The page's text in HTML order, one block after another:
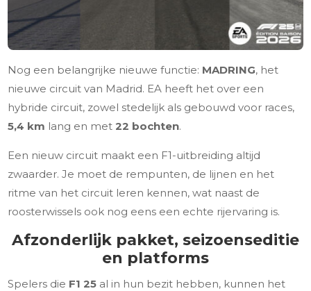
Nog een belangrijke nieuwe functie: MADRING, het
nieuwe circuit van Madrid. EA heeft het over een
hybride circuit, zowel stedelijk als gebouwd voor races,
5,4 km lang en met22 bochten.
Een nieuw circuit maakt een F1-uitbreiding altijd
zwaarder. Je moet de rempunten, de lijnen en het
ritme van het circuit leren kennen, wat naast de
roosterwissels ook nog eens een echte rijervaring is.
Afzonderlijk pakket, seizoenseditie
en platforms
Spelers die F1 25 al in hun bezit hebben, kunnen het